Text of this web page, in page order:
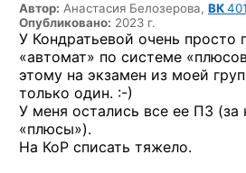
Автор: Анастасия Белозерова, ВК
Опубликовано: 2023 г.
У Кондратьевой очень просто
«автомат» по системе
этому на экзамен из моей
только один. :-)
У меня остались все ее ПЗ (за
«плюсы»).
На КоР списать тяжело.